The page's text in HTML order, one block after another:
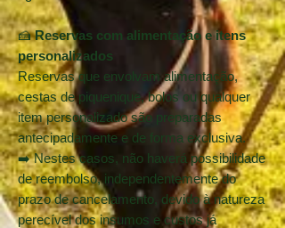
🍰Reservas com alimentação e itens
personalizados
Reservas que envolvam alimentação,
cestas de piquenique, bolos ou qualquer
item personalizado são preparadas
antecipadamente e de forma exclusiva.
➡️ Nestes casos, não haverá possibilidade
de reembolso, independentemente do
prazo de cancelamento, devido à natureza
perecível dos insumos e custos já